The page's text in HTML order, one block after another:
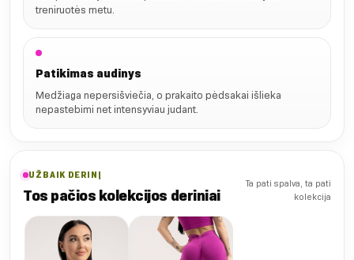
treniruotės metu.
Patikimas audinys
Medžiaga nepersišviečia, o prakaito pėdsakai išlieka
nepastebimi net intensyviau judant.
UŽBAIK DERINĮ
Tos pačios kolekcijos deriniai
Ta pati spalva, ta pati
kolekcija